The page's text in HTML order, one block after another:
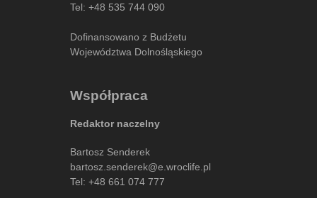
Tel: +48 535 744 090
Dofinansowano z Budżetu
Województwa Dolnośląskiego
Współpraca
Redaktor naczelny
Bartosz Senderek
bartosz.senderek@e.wroclife.pl
Tel: +48 661 074 777